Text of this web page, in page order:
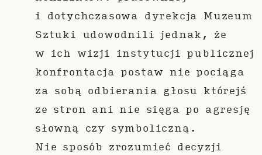
i dotychczasowa dyrekcja Muzeum
Sztuki udowodnili jednak, że
w ich wizji instytucji publicznej
konfrontacja postaw nie pociąga
za sobą odbierania głosu którejś
ze stron ani nie sięga po agresję
słowną czy symboliczną.
Nie sposób zrozumieć decyzji